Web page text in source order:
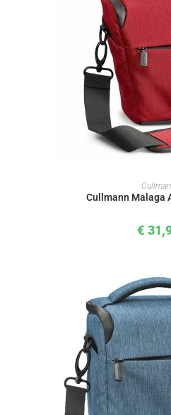
IN DEN
Cullmann Malaga
€